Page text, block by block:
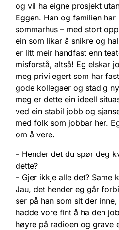
og vil ha eigne prosjekt
Eggen. Han og familien
sommarhus – med stort
ein som likar å snikre og
er litt meir handfast enn
misforstå, altså! Eg elskar
meg privilegert som har
gode kollegaer og stadig
meg er dette ein ideell
ved ein stabil jobb og
med folk som jobbar her.
om å vere.
– Hender det du spør deg
dette?
– Gjer ikkje alle det? Same
Jau, det hender eg går
ser på han som sit der
hadde vore fint å ha den
høyre på radioen og grave